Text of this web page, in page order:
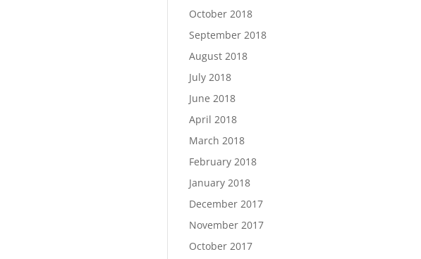
October 2018
September 2018
August 2018
July 2018
June 2018
April 2018
March 2018
February 2018
January 2018
December 2017
November 2017
October 2017